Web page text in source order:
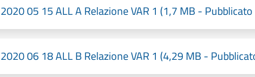
2020 05 15 ALL A Relazione VAR 1 (1,7 MB -
2020 06 18 ALL B Relazione VAR 1 (4,29 MB -